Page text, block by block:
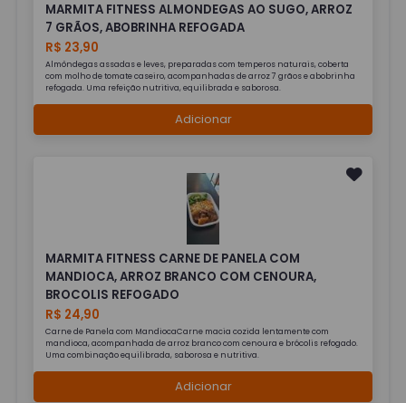
MARMITA FITNESS ALMONDEGAS AO SUGO, ARROZ
7 GRÃOS, ABOBRINHA REFOGADA
R$ 23,90
Almôndegas assadas e leves, preparadas com temperos naturais, coberta
com molho de tomate caseiro, acompanhadas de arroz 7 grãos e abobrinha
refogada. Uma refeição nutritiva, equilibrada e saborosa.
Adicionar
MARMITA FITNESS CARNE DE PANELA COM
MANDIOCA, ARROZ BRANCO COM CENOURA,
BROCOLIS REFOGADO
R$ 24,90
Carne de Panela com MandiocaCarne macia cozida lentamente com
mandioca, acompanhada de arroz branco com cenoura e brócolis refogado.
Uma combinação equilibrada, saborosa e nutritiva.
Adicionar